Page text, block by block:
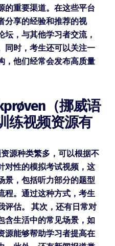
的重要渠道。在这些平台
分享的经验和推荐的视
，与其他学习者交流，
同时，考生还可以关注一
，他们经常会发布高质量
（挪威语
练视频资源有
源种类繁多，可以根据不
对性的模拟考试视频，这
景，包括听力部分的题型
程。通过这种方式，考生
评估。 其次，还有日常对
含生活中的常见场景，如
源能够帮助学习者提高在